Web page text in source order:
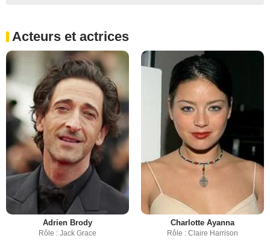
Acteurs et actrices
Adrien Brody
Rôle : Jack Grace
Charlotte Ayanna
Rôle : Claire Harrison